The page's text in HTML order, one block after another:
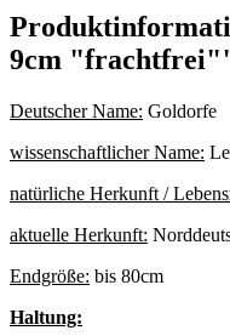
9cm
Deutscher Name: Goldorfe
wissenschaftlicher Name:
natürliche Herkunft /
aktuelle Herkunft:
Endgröße: bis 80cm
Haltung: